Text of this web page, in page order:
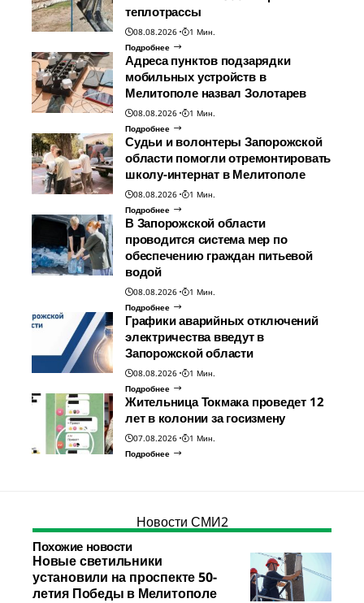
теплотрассы
08.08.2026
1 Мин.
Подробнее
Адреса пунктов подзарядки
мобильных устройств в
Мелитополе назвал Золотарев
08.08.2026
1 Мин.
Подробнее
Судьи и волонтеры Запорожской
области помогли отремонтировать
школу-интернат в Мелитополе
08.08.2026
1 Мин.
Подробнее
В Запорожской области
проводится система мер по
обеспечению граждан питьевой
водой
08.08.2026
1 Мин.
Подробнее
Графики аварийных отключений
электричества введут в
Запорожской области
08.08.2026
1 Мин.
Подробнее
Жительница Токмака проведет 12
лет в колонии за госизмену
07.08.2026
1 Мин.
Подробнее
Новости СМИ2
Похожие новости
Новые светильники
установили на проспекте 50-
летия Победы в Мелитополе